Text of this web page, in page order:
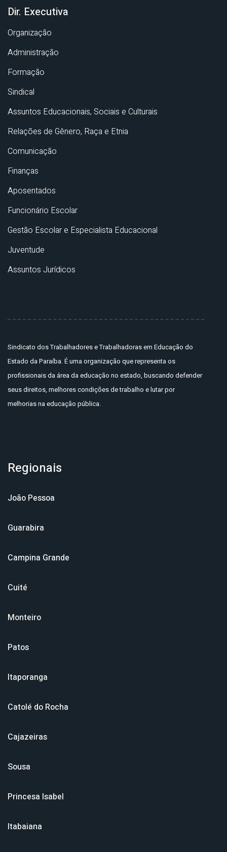
Dir. Executiva
Organização
Administração
Formação
Sindical
Assuntos Educacionais, Sociais e Culturais
Relações de Gênero, Raça e Etnia
Comunicação
Finanças
Aposentados
Funcionário Escolar
Gestão Escolar e Especialista Educacional
Juventude
Assuntos Jurídicos
Sindicato dos Trabalhadores e Trabalhadoras em Educação do
Estado da Paraíba. É uma organização que representa os
profissionais da área da educação no estado, buscando defender
seus direitos, melhores condições de trabalho e lutar por
melhorias na educação pública.
Regionais
João Pessoa
Guarabira
Campina Grande
Cuité
Monteiro
Patos
Itaporanga
Catolé do Rocha
Cajazeiras
Sousa
Princesa Isabel
Itabaiana